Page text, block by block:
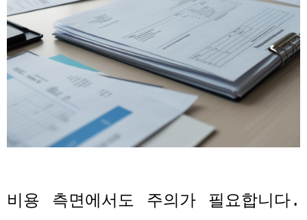
비용 측면에서도 주의가 필요합니다.